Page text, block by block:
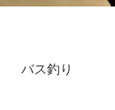
バス釣り